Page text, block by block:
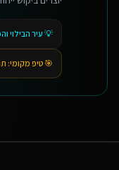
💡 עיר הבילוי
🎯 טיפ מקומי: